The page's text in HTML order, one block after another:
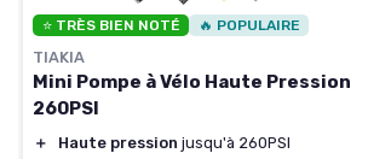
⭐ TRÈS BIEN NOTÉ 🔥 POPULAIRE
TIAKIA
Mini Pompe à Vélo Haute Pression
260PSI
＋ Haute pression jusqu'à 260PSI